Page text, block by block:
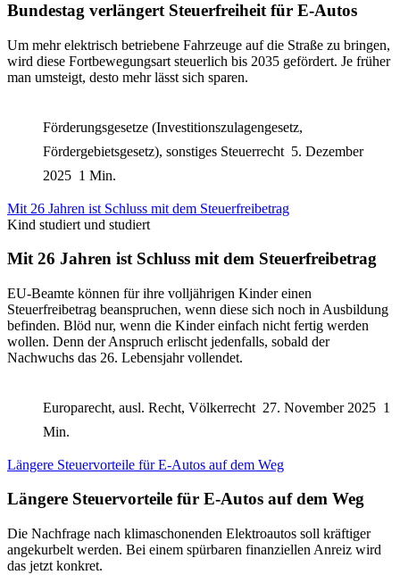
Bundestag verlängert Steuerfreiheit für E-Autos
Um mehr elektrisch betriebene Fahrzeuge auf die Straße zu bringen,
wird diese Fortbewegungsart steuerlich bis 2035 gefördert. Je früher
man umsteigt, desto mehr lässt sich sparen.
Förderungsgesetze (Investitionszulagengesetz,
Fördergebietsgesetz), sonstiges Steuerrecht 5. Dezember
2025 1 Min.
Mit 26 Jahren ist Schluss mit dem Steuerfreibetrag
Kind studiert und studiert
Mit 26 Jahren ist Schluss mit dem Steuerfreibetrag
EU-Beamte können für ihre volljährigen Kinder einen
Steuerfreibetrag beanspruchen, wenn diese sich noch in Ausbildung
befinden. Blöd nur, wenn die Kinder einfach nicht fertig werden
wollen. Denn der Anspruch erlischt jedenfalls, sobald der
Nachwuchs das 26. Lebensjahr vollendet.
Europarecht, ausl. Recht, Völkerrecht 27. November 2025 1
Min.
Längere Steuervorteile für E-Autos auf dem Weg
Längere Steuervorteile für E-Autos auf dem Weg
Die Nachfrage nach klimaschonenden Elektroautos soll kräftiger
angekurbelt werden. Bei einem spürbaren finanziellen Anreiz wird
das jetzt konkret.